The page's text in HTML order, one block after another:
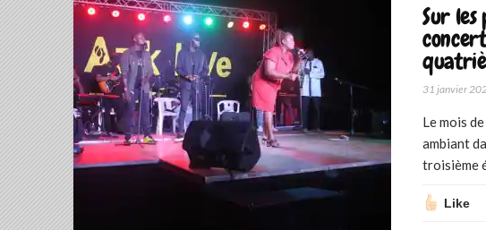
Sur
31 janvier
Le mois
ambiant
troisième
Like